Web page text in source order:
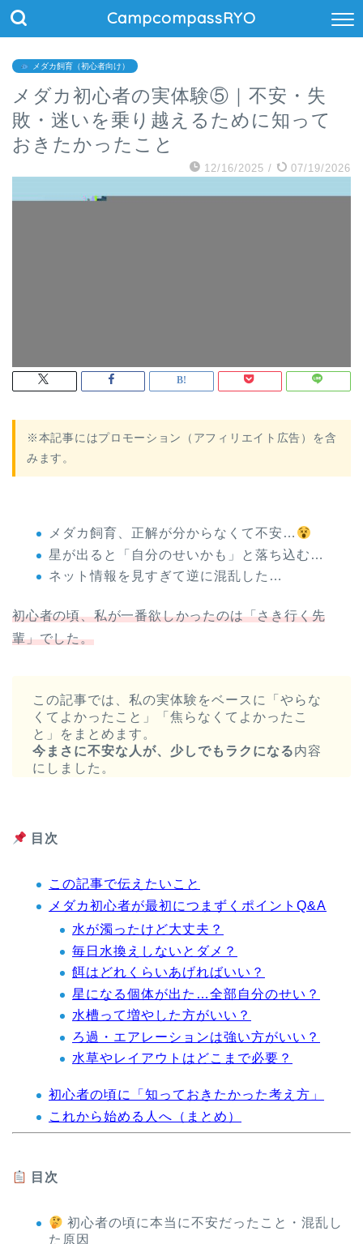
CampcompassRYO
メダカ飼育（初心者向け）
メダカ初心者の実体験⑤｜不安・失
敗・迷いを乗り越えるために知って
おきたかったこと
12/16/2025 / 07/19/2026
※本記事にはプロモーション（アフィリエイト広告）を含
みます。
メダカ飼育、正解が分からなくて不安…
星が出ると「自分のせいかも」と落ち込む…
ネット情報を見すぎて逆に混乱した…
初心者の頃、私が一番欲しかったのは「さき行く先
輩」でした。
この記事では、私の実体験をベースに「やらな
くてよかったこと」「焦らなくてよかったこ
と」をまとめます。
今まさに不安な人が、少しでもラクになる内容
にしました。
目次
この記事で伝えたいこと
メダカ初心者が最初につまずくポイントQ&A
水が濁ったけど大丈夫？
毎日水換えしないとダメ？
餌はどれくらいあげればいい？
星になる個体が出た…全部自分のせい？
水槽って増やした方がいい？
ろ過・エアレーションは強い方がいい？
水草やレイアウトはどこまで必要？
初心者の頃に「知っておきたかった考え方」
これから始める人へ（まとめ）
目次
初心者の頃に本当に不安だったこと・混乱し
た原因